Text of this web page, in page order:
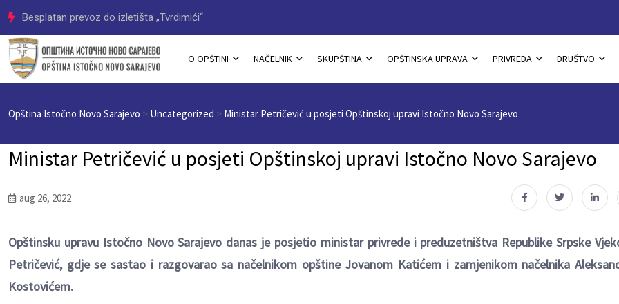
Besplatan prevoz do izletišta „Tvrdimići“ Odluka o izboru
O OPŠTINI NAČELNIK SKUPŠTINA OPŠTINSKA UPRAVA PRIVREDA DRUŠTVO
Opština Istočno Novo Sarajevo > Uncategorized > Ministar Petričević u posjeti Opštinskoj upravi Istočno Novo Sarajevo
Ministar Petričević u posjeti Opštinskoj upravi Istočno Novo Sarajevo
aug 26, 2022
Opštinsku upravu Istočno Novo Sarajevo danas je posjetio ministar privrede i preduzetništva Republike Srpske
Petričević, gdje se sastao i razgovarao sa načelnikom opštine Jovanom Katićem i zamjenikom načelnika
Kostovićem.